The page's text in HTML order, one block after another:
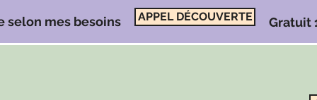
selon mes besoins APPEL DÉCOUVERTE Gratuit